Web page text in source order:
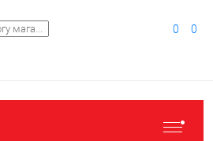
0 0